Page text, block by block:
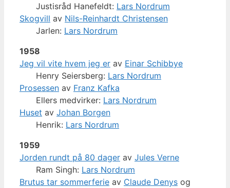
Justisråd Hanefeldt: Lars Nordrum
Skogvill av Nils-Reinhardt Christensen
Jarlen: Lars Nordrum
1958
Jeg vil vite hvem jeg er av Einar Schibbye
Henry Seiersberg: Lars Nordrum
Prosessen av Franz Kafka
Ellers medvirker: Lars Nordrum
Huset av Johan Borgen
Henrik: Lars Nordrum
1959
Jorden rundt på 80 dager av Jules Verne
Ram Singh: Lars Nordrum
Brutus tar sommerferie av Claude Denys og